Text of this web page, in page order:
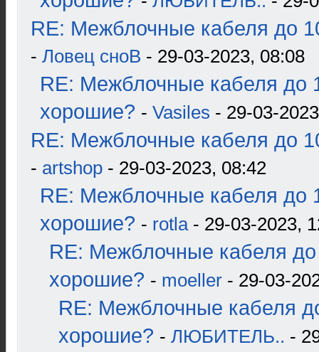
RE: Межблочные кабеля до
- Ловец сноВ - 29-03-2023, 08:08
RE: Межблочные кабеля до
хорошие? - Vasiles - 29-03-
RE: Межблочные кабеля до
- artshop - 29-03-2023, 08:42
RE: Межблочные кабеля до
хорошие? - rotla- 29-03-2023,
RE: Межблочные кабеля до
хорошие? - moeller - 29-03-
RE: Межблочные кабеля
хорошие? - ЛЮБИТЕЛЬ.. -